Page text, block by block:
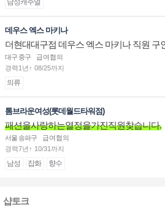
남성캐주얼
데우스 엑스 마키나
더현대대구점 데우스 엑스 마키나 직원 구
대구 중구
급여협의
경력1년↑ 08/25까지
의류
톰브라운여성(롯데월드타워점)
패션을사랑하는열정을가진직원찾습니다.
서울 송파구
급여협의
경력7년↑ 10/31까지
남성 잡화 향수
샵토크